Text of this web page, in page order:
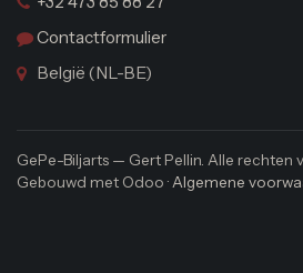
Contactformulier
België (NL-BE)
GePe-Biljarts — Gert Pellin. Alle rechten
Gebouwd met Odoo ·Algemene